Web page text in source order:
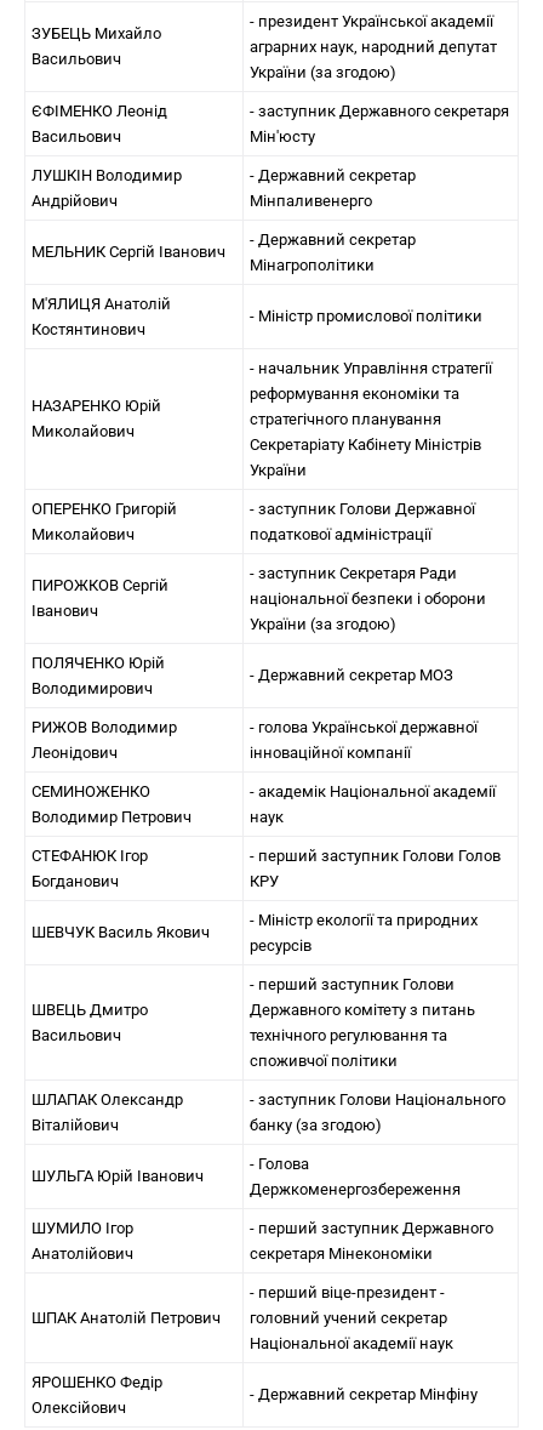
ЗУБЕЦЬ Михайло
Васильович
- президент Української академії
аграрних наук, народний депутат
України (за згодою)
ЄФІМЕНКО Леонід
Васильович
- заступник Державного секретаря
Мін'юсту
ЛУШКІН Володимир
Андрійович
- Державний секретар
Мінпаливенерго
МЕЛЬНИК Сергій Іванович
- Державний секретар
Мінагрополітики
М'ЯЛИЦЯ Анатолій
Костянтинович
- Міністр промислової політики
НАЗАРЕНКО Юрій
Миколайович
- начальник Управління стратегії
реформування економіки та
стратегічного планування
Секретаріату Кабінету Міністрів
України
ОПЕРЕНКО Григорій
Миколайович
- заступник Голови Державної
податкової адміністрації
ПИРОЖКОВ Сергій
Іванович
- заступник Секретаря Ради
національної безпеки і оборони
України (за згодою)
ПОЛЯЧЕНКО Юрій
Володимирович
- Державний секретар МОЗ
РИЖОВ Володимир
Леонідович
- голова Української державної
інноваційної компанії
СЕМИНОЖЕНКО
Володимир Петрович
- академік Національної академії
наук
СТЕФАНЮК Ігор
Богданович
- перший заступник Голови Голов
КРУ
ШЕВЧУК Василь Якович
- Міністр екології та природних
ресурсів
ШВЕЦЬ Дмитро
Васильович
- перший заступник Голови
Державного комітету з питань
технічного регулювання та
споживчої політики
ШЛАПАК Олександр
Віталійович
- заступник Голови Національного
банку (за згодою)
ШУЛЬГА Юрій Іванович
- Голова
Держкоменергозбереження
ШУМИЛО Ігор
Анатолійович
- перший заступник Державного
секретаря Мінекономіки
ШПАК Анатолій Петрович
- перший віце-президент -
головний учений секретар
Національної академії наук
ЯРОШЕНКО Федір
Олексійович
- Державний секретар Мінфіну